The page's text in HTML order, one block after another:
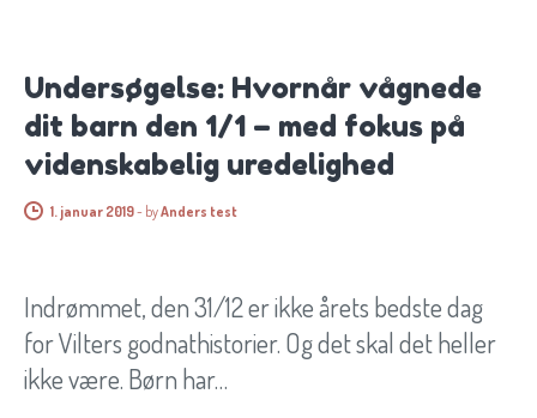
Undersøgelse: Hvornår vågnede
dit barn den 1/1 – med fokus på
videnskabelig uredelighed
1. januar 2019- byAnders test
Indrømmet, den 31/12 er ikke årets bedste dag
for Vilters godnathistorier. Og det skal det heller
ikke være. Børn har…